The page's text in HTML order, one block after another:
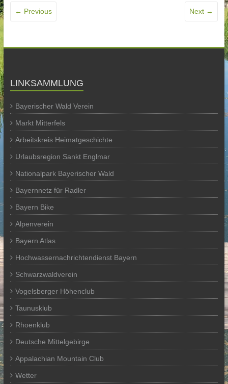
← Previous Next →
LINKSAMMLUNG
Bayerischer Wald Verein
Markt Mitterfels
Arbeitskreis Heimatgeschichte
Urlaubsregion Sankt Englmar
Nationalpark Bayerischer Wald
Bayernnetz für Radler
Bayern Bike
Alpenverein
Bayern Atlas
Hochwassernachrichtendienst Bayern
Schwarzwaldverein
Vogelsberger Höhenclub
Taunusklub
Rhoenklub
Deutsche Mittelgebirge
Appalachian Mountain Club
Wetter